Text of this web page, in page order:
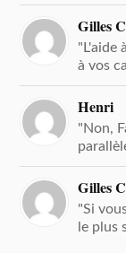
Gilles
"L'aide
à vos
Henri
"Non,
Gilles
"Si
le plus